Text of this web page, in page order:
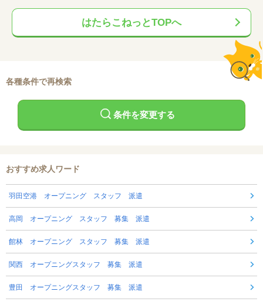
はたらこねっとTOPへ
各種条件で再検索
条件を変更する
おすすめ求人ワード
羽田空港 オープニング スタッフ 派遣
高岡 オープニング スタッフ 募集 派遣
館林 オープニング スタッフ 募集 派遣
関西 オープニングスタッフ 募集 派遣
豊田 オープニングスタッフ 募集 派遣